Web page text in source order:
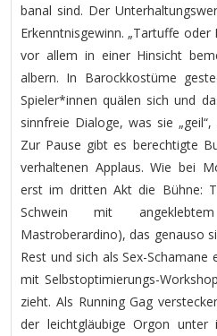
banal sind. Der
Erkenntnisgewinn. „Tartuffe oder
vor allem in einer Hinsicht
albern. In Barockkostüme
Spieler*innen quälen sich und
sinnfreie Dialoge, was sie „geil“,
Zur Pause gibt es berechtigte
verhaltenen Applaus. Wie bei
erst im dritten Akt die Bühne:
Schwein mit
Mastroberardino), das genauso
Rest und sich als Sex-
mit Selbstoptimierungs-
zieht. Als Running Gag
der leichtgläubige Orgon unter